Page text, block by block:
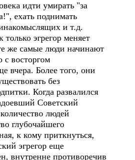
идти умирать "за
ехать поднимать
и т.д.
только эгрегор меняет
же самые люди начинают
с восторгом
вчера. Более того, они
без
Когда развалился
Советский
людей
глубочайшего
к кому приткнуться,
эгрегор еще
внутренне противоречив